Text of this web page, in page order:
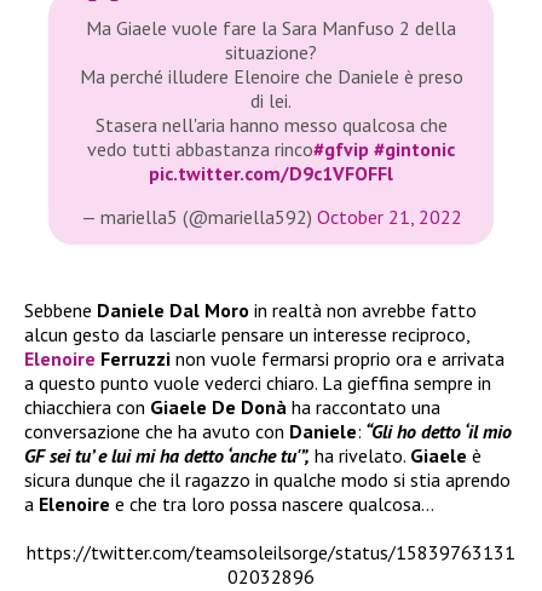
Ma Giaele vuole fare la Sara Manfuso 2 della
situazione?
Ma perché illudere Elenoire che Daniele è preso
di lei.
Stasera nell'aria hanno messo qualcosa che
vedo tutti abbastanza rinco#gfvip #gintonic
pic.twitter.com/D9c1VFOFFl
— mariella5 (@mariella592) October 21, 2022
Sebbene Daniele Dal Moro in realtà non avrebbe fatto
alcun gesto da lasciarle pensare un interesse reciproco,
Elenoire Ferruzzi non vuole fermarsi proprio ora e arrivata
a questo punto vuole vederci chiaro. La gieffina sempre in
chiacchiera con Giaele De Donà ha raccontato una
conversazione che ha avuto con Daniele: “Gli ho detto ‘il mio
GF sei tu’ e lui mi ha detto ‘anche tu'”, ha rivelato. Giaele è
sicura dunque che il ragazzo in qualche modo si stia aprendo
a Elenoire e che tra loro possa nascere qualcosa…
https://twitter.com/teamsoleilsorge/status/15839763131
02032896